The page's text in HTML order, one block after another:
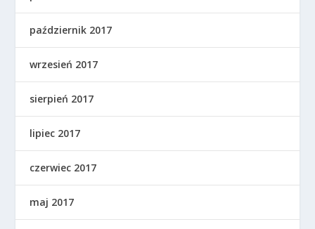
październik 2017
wrzesień 2017
sierpień 2017
lipiec 2017
czerwiec 2017
maj 2017